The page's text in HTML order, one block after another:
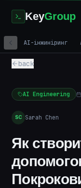
KeyGroup
AI-інжиніринг
back
AI Engineering
SC Sarah Chen
Як